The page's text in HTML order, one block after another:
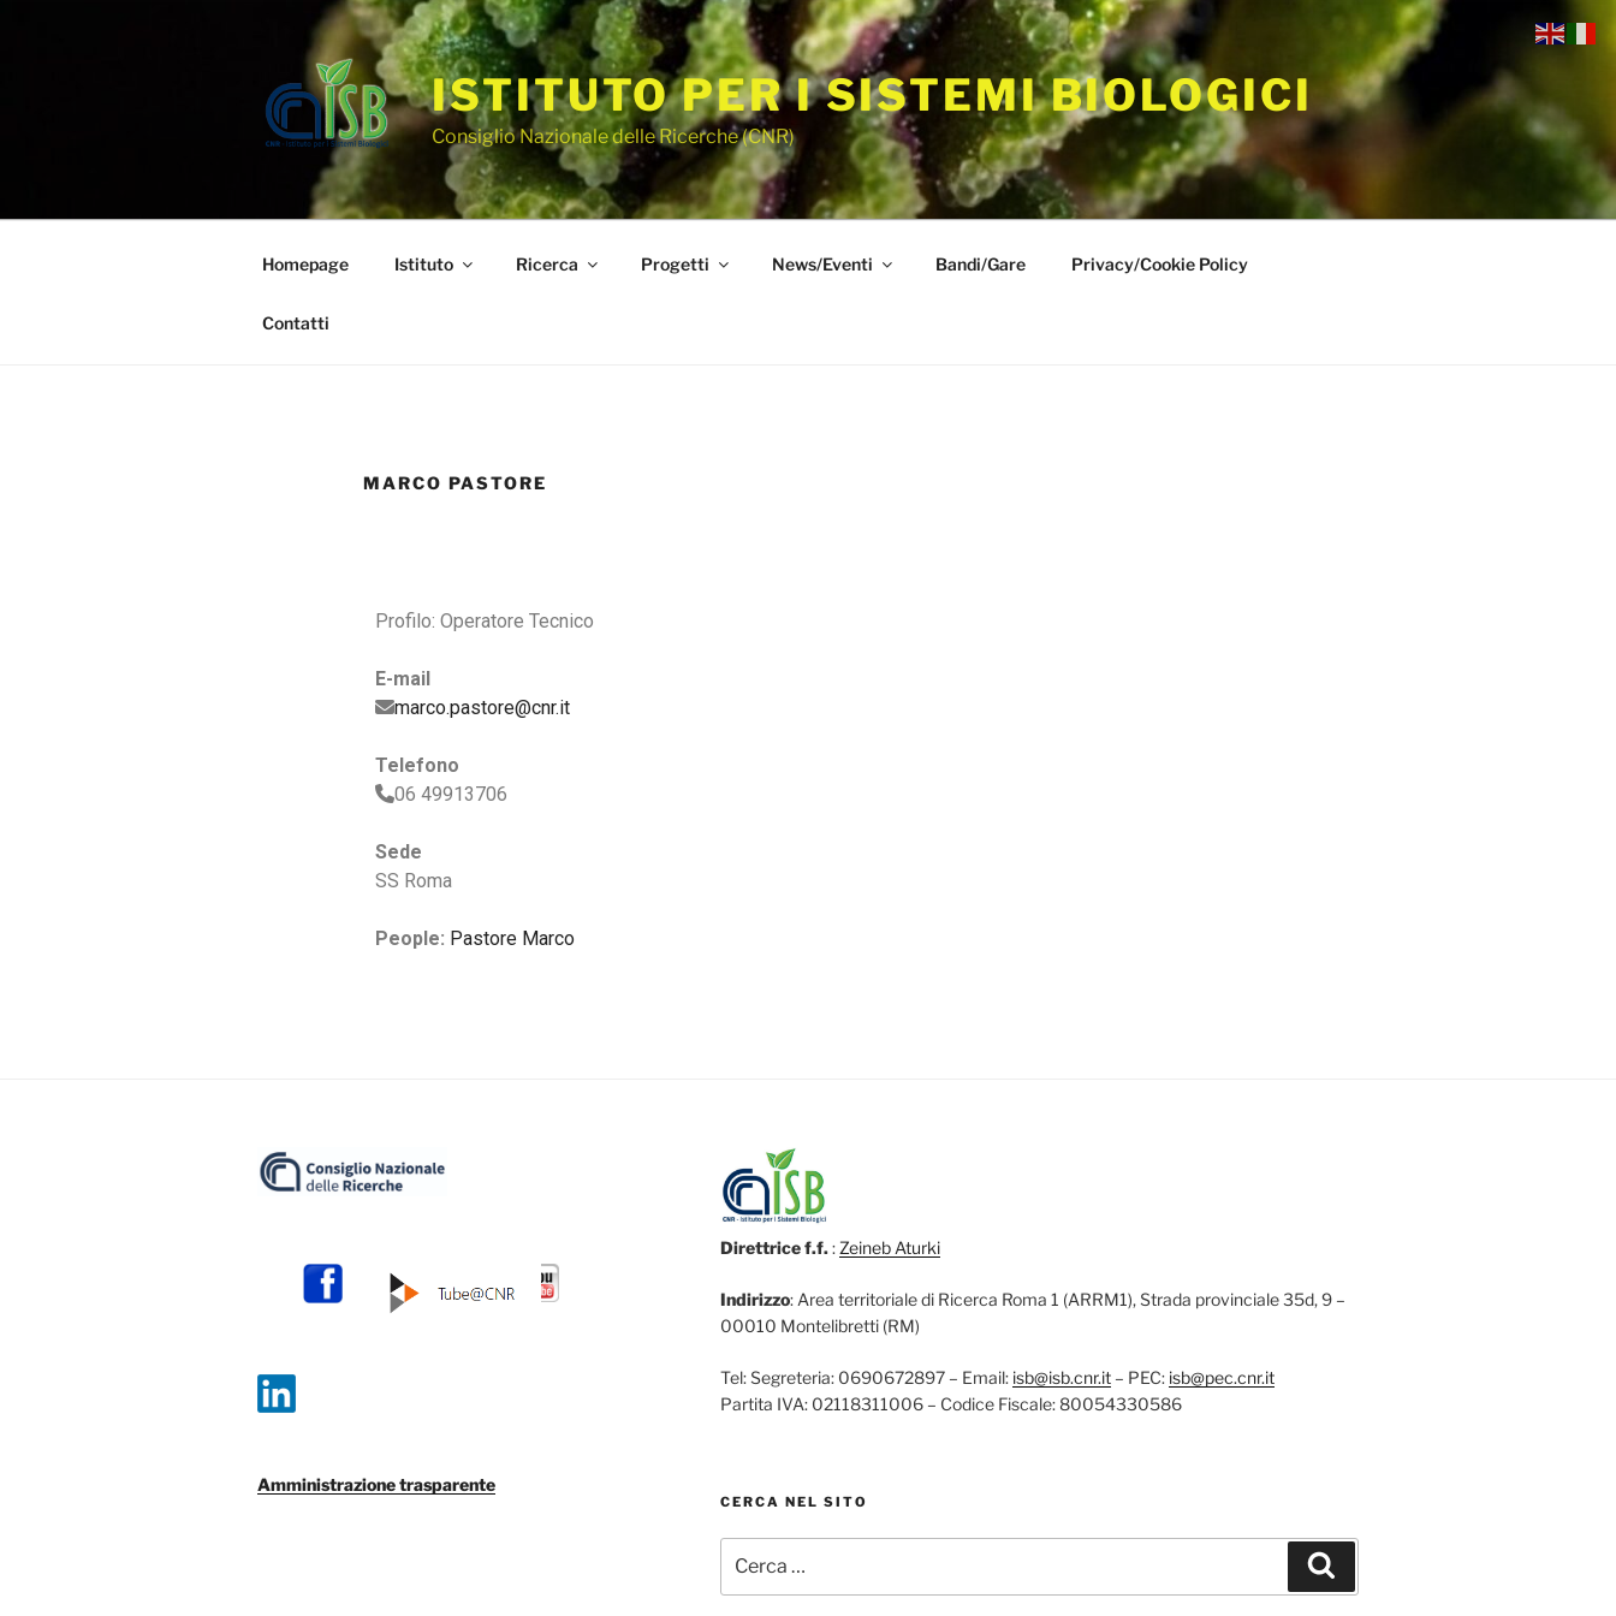
ISTITUTO PER I SISTEMI BIOLOGICI
Consiglio Nazionale delle Ricerche (CNR)
Homepage Istituto Ricerca Progetti News/Eventi Bandi/Gare Privacy/Cookie Policy
Contatti
MARCO PASTORE
Profilo: Operatore Tecnico
E-mail
marco.pastore@cnr.it
Telefono
06 49913706
Sede
SS Roma
People: Pastore Marco
Amministrazione trasparente
Direttrice f.f.: Zeineb Aturki
Indirizzo: Area territoriale di Ricerca Roma 1 (ARRM1), Strada provinciale 35d, 9 –
00010 Montelibretti (RM)
Tel: Segreteria: 0690672897 – Email: isb@isb.cnr.it– PEC: isb@pec.cnr.it
Partita IVA: 02118311006 – Codice Fiscale: 80054330586
CERCA NEL SITO